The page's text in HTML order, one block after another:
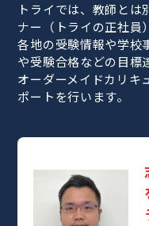
トライでは、教師と
ナー（トライの正社員
各地の受験情報や学校
や受験合格などの目標
オーダーメイドカリキ
ポートを行います。